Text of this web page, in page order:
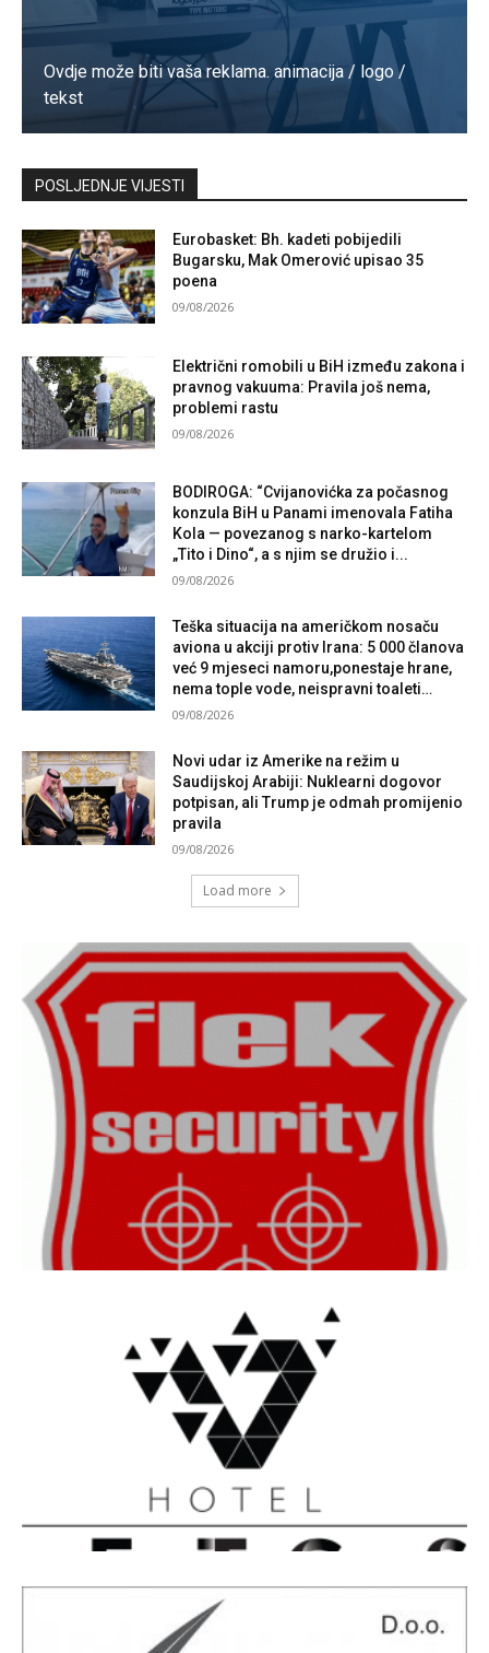
Ovdje može biti vaša reklama. animacija / logo /
tekst
Kontaktirajte nas
POSLJEDNJE VIJESTI
Eurobasket: Bh. kadeti pobijedili
Bugarsku, Mak Omerović upisao 35
poena
09/08/2026
Električni romobili u BiH između zakona i
pravnog vakuuma: Pravila još nema,
problemi rastu
09/08/2026
BODIROGA: “Cvijanovićka za počasnog
konzula BiH u Panami imenovala Fatiha
Kola — povezanog s narko-kartelom
„Tito i Dino“, a s njim se družio i...
09/08/2026
Teška situacija na američkom nosaču
aviona u akciji protiv Irana: 5 000 članova
već 9 mjeseci namoru,ponestaje hrane,
nema tople vode, neispravni toaleti…
09/08/2026
Novi udar iz Amerike na režim u
Saudijskoj Arabiji: Nuklearni dogovor
potpisan, ali Trump je odmah promijenio
pravila
09/08/2026
Load more